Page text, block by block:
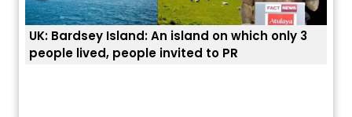
UK: Bardsey Island: An island on which only 3
people lived, people invited to PR